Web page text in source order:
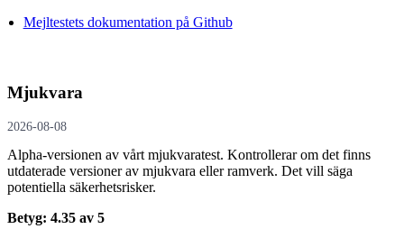
Mejltestets dokumentation på Github
Mjukvara
2026-08-08
Alpha-versionen av vårt mjukvaratest. Kontrollerar om det finns
utdaterade versioner av mjukvara eller ramverk. Det vill säga
potentiella säkerhetsrisker.
Betyg: 4.35 av 5